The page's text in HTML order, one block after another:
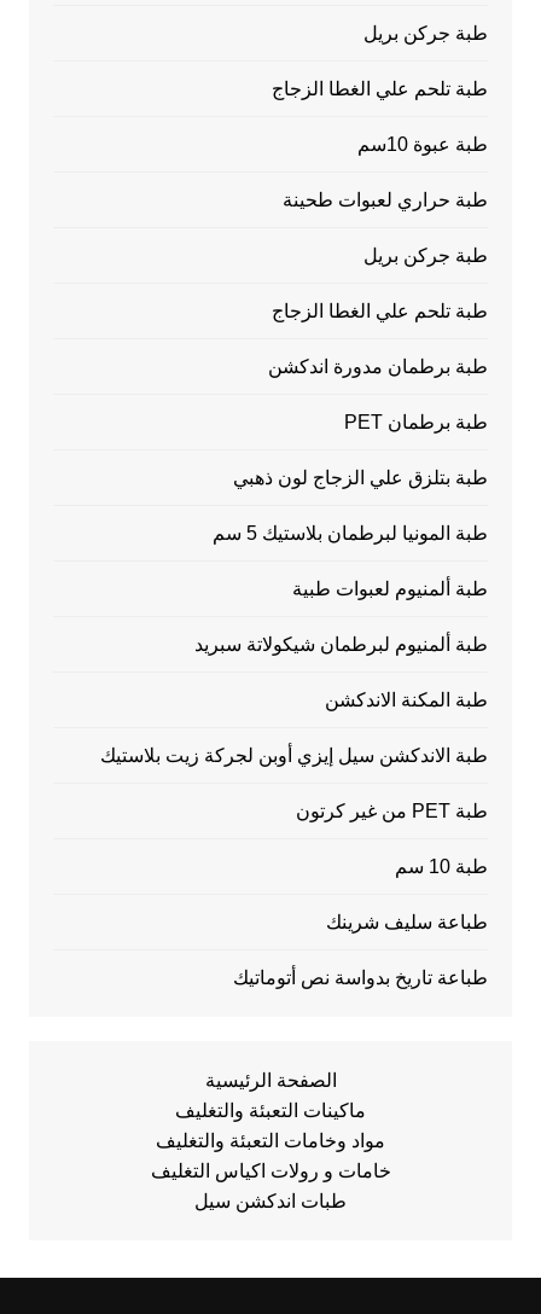
طبة جركن بريل
طبة تلحم علي الغطا الزجاج
طبة عبوة 10سم
طبة حراري لعبوات طحينة
طبة جركن بريل
طبة تلحم علي الغطا الزجاج
طبة برطمان مدورة اندكشن
طبة برطمان PET
طبة بتلزق علي الزجاج لون ذهبي
طبة المونيا لبرطمان بلاستيك 5 سم
طبة ألمنيوم لعبوات طبية
طبة ألمنيوم لبرطمان شيكولاتة سبريد
طبة المكنة الاندكشن
طبة الاندكشن سيل إيزي أوبن لجركة زيت بلاستيك
طبة PET من غير كرتون
طبة 10 سم
طباعة سليف شرينك
طباعة تاريخ بدواسة نص أتوماتيك
الصفحة الرئيسية
ماكينات التعبئة والتغليف
مواد وخامات التعبئة والتغليف
خامات و رولات اكياس التغليف
طبات اندكشن سيل